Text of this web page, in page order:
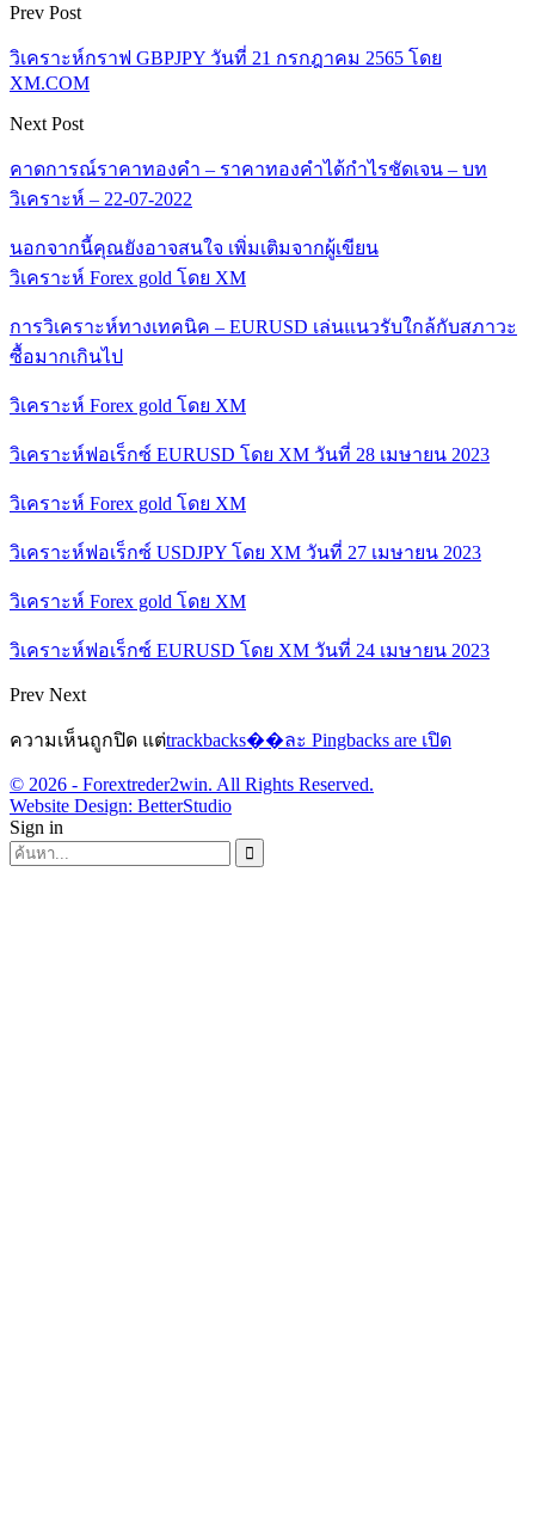
Prev Post
วิเคราะห์กราฟ GBPJPY วันที่ 21 กรกฎาคม 2565 โดย
XM.COM
Next Post
คาดการณ์ราคาทองคำ – ราคาทองคำได้กำไรชัดเจน – บท
วิเคราะห์ – 22-07-2022
นอกจากนี้คุณยังอาจสนใจ เพิ่มเติมจากผู้เขียน
วิเคราะห์ Forex gold โดย XM
การวิเคราะห์ทางเทคนิค – EURUSD เล่นแนวรับใกล้กับสภาวะ
ซื้อมากเกินไป
วิเคราะห์ Forex gold โดย XM
วิเคราะห์ฟอเร็กซ์ EURUSD โดย XM วันที่ 28 เมษายน 2023
วิเคราะห์ Forex gold โดย XM
วิเคราะห์ฟอเร็กซ์ USDJPY โดย XM วันที่ 27 เมษายน 2023
วิเคราะห์ Forex gold โดย XM
วิเคราะห์ฟอเร็กซ์ EURUSD โดย XM วันที่ 24 เมษายน 2023
Prev Next
ความเห็นถูกปิด แต่trackbacks��ละ Pingbacks are เปิด
© 2026 - Forextreder2win. All Rights Reserved.
Website Design: BetterStudio
Sign in